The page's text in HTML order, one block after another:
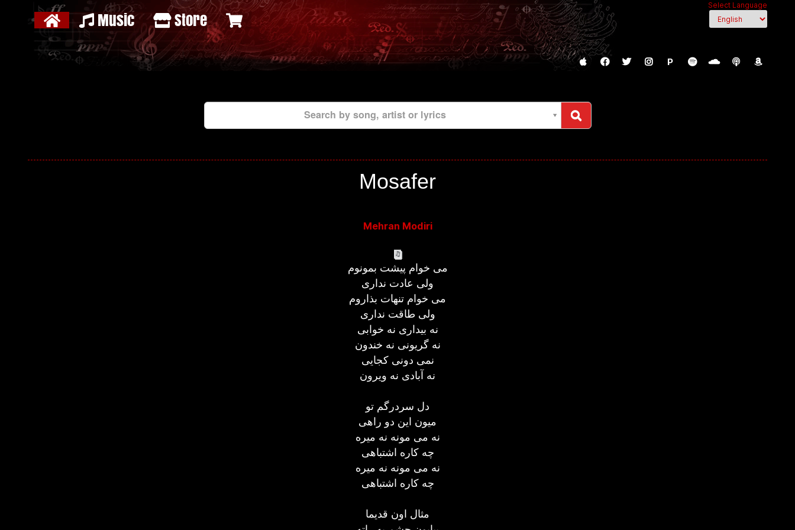
Select Language
Music Store
P
Search by song, artist or lyrics
Mosafer
Mehran Modiri
می خوام پیشت بمونوم
ولی عادت نداری
می خوام تنهات بذاروم
ولی طاقت نداری
نه بیداری نه خوابی
نه گریونی نه خندون
نمی دونی کجایی
نه آبادی نه ویرون
دل سردرگم تو
میون این دو راهی
نه می مونه نه میره
چه کاره اشتباهی
نه می مونه نه میره
چه کاره اشتباهی
مثال اون قدیما